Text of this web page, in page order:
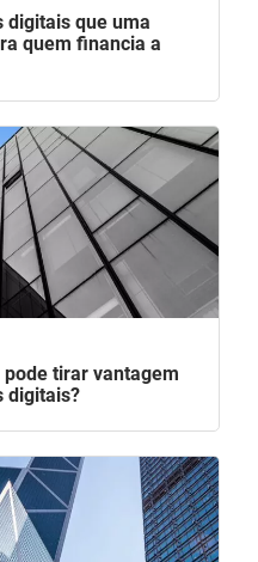
digitais que uma
quem financia a
tirar vantagem
digitais?